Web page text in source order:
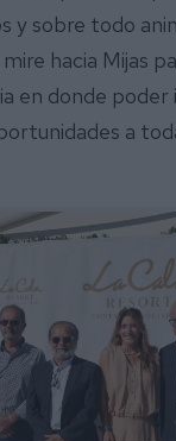
y sobre todo
hacia Mijas
en donde
a